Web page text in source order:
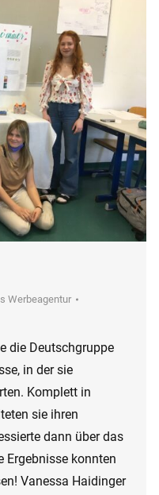
Werbeagentur
die Deutschgruppe
in der sie
Komplett in
sie ihren
dann über das
Ergebnisse konnten
Vanessa Haidinger